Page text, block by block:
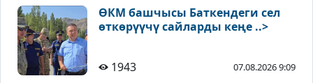
ӨКМ башчысы Баткендеги сел
өткөрүүчү сайларды кеңе ..>
1943 07.08.2026 9:09